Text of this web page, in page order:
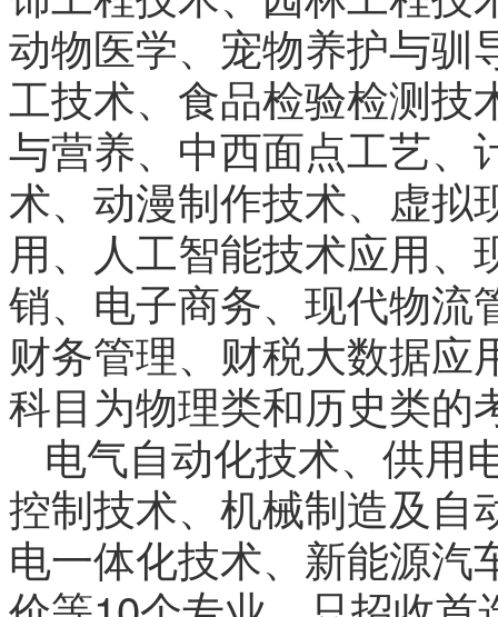
动物医学、宠物养护与驯
工技术、食品检验检测技
与营养、中西面点工艺、
术、动漫制作技术、虚拟
用、人工智能技术应用
销、电子商务、现代物流
财务管理、财税大数据应
科目为物理类和历史类的
电气自动化技术、供用
控制技术、机械制造及自
电一体化技术、新能源汽